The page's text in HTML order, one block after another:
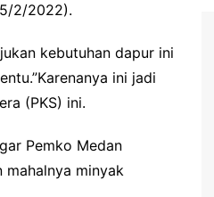
2/2022).
kebutuhan dapur ini
ini jadi
(PKS) ini.
Pemko Medan
mahalnya minyak